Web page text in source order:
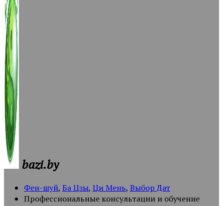
bazi.by
Фен-шуй, Ба Цзы, Ци Мень, Выбор Дат
Профессиональные консультации и обучение